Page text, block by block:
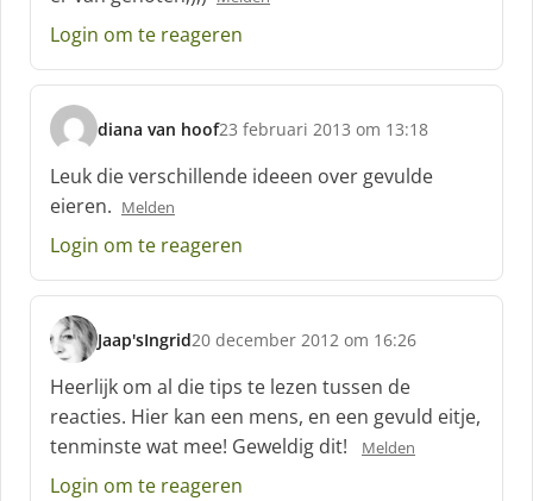
r
e
f
Login om te reageren
diana van hoof
s
c
h
r
e
f
23 februari 2013 om 13:18
Leuk die verschillende ideeen over gevulde
eieren. Melden
Login om te reageren
Jaap'sIngrid
s
c
h
r
e
e
20 december 2012 om 16:26
Heerlijk om al die tips te lezen tussen de
reacties. Hier kan een mens, en een gevuld eitje,
tenminste wat mee! Geweldig dit!
Melden
Login om te reageren